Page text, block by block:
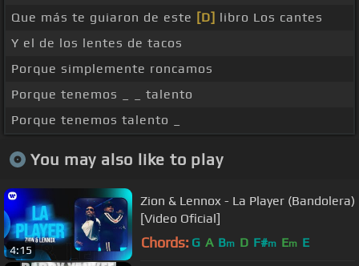
Que más te guiaron de este [D] libro Los cantes
Y el de los lentes de tacos
Porque simplemente roncamos
Porque tenemos _ _ talento
Porque tenemos talento _
You may also like to play
4:15
Zion & Lennox - La Player (Bandolera)
[Video Oficial]
Chords: G A Bm D F#m Em E